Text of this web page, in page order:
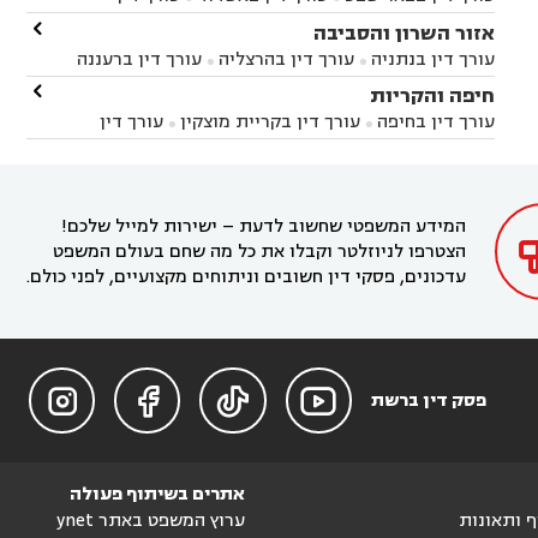
באשקלון
עורך דין בבאר טוביה עורך דין בגן יבנה
עורך דין בניר הבנים עורך דין בערד
זיקים
עורך דין בנתיבות עורך דין בקרית מלאכי
אזור השרון והסביבה
עורך דין בנתניה  עורך דין בהרצליה  עורך דין ברעננה
עורך דין בחדרה עורך דין בכפר סבא
עורך דין בהוד
השרון
עורך דין באבן יהודה
עורך דין בחריש  עורך דין בקיסריה  עורך דין בקדימה

חיפה והקריות
עורך דין בחיפה  עורך דין בקריית מוצקין 
עורך דין
בקרית מוצקין
עורך דין בקריית אתא
עורך דין

המידע המשפטי שחשוב לדעת – ישירות למייל שלכם!
הצטרפו לניוזלטר וקבלו את כל מה שחם בעולם המשפט
עדכונים, פסקי דין חשובים וניתוחים מקצועיים, לפני כולם.
פסק דין ברשת 



ותאונות
אתרים בשיתוף פעולה
ערוץ המשפט באתר ynet